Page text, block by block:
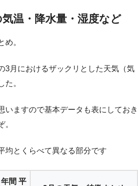
気温・降水量・湿度など
め。
3月におけるザックリとした天気（気
た。
いますので基本データも表にしておき
。
均とくらべて異なる部分です
年間 平